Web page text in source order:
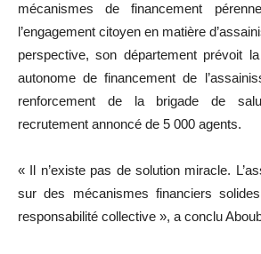
mécanismes de financement
l’engagement citoyen en matière
perspective, son département prévoit
autonome de financement de
renforcement de la brigade de
recrutement annoncé de 5 000 agents.
« Il n’existe pas de solution miracle.
sur des mécanismes financiers
responsabilité collective », a conclu